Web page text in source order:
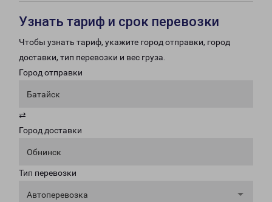
Узнать тариф и срок перевозки
Чтобы узнать тариф, укажите город отправки, город
доставки, тип перевозки и вес груза.
Город отправки
Батайск
⇄
Город доставки
Обнинск
Тип перевозки
Автоперевозка